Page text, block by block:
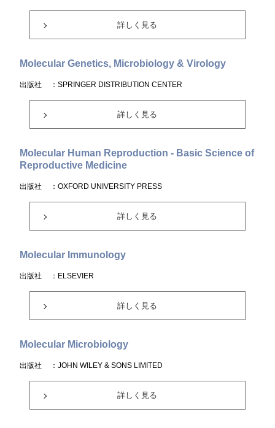
詳しく見る
Molecular Genetics, Microbiology & Virology
出版社 ：SPRINGER DISTRIBUTION CENTER
詳しく見る
Molecular Human Reproduction - Basic Science of
Reproductive Medicine
出版社 ：OXFORD UNIVERSITY PRESS
詳しく見る
Molecular Immunology
出版社 ：ELSEVIER
詳しく見る
Molecular Microbiology
出版社 ：JOHN WILEY & SONS LIMITED
詳しく見る